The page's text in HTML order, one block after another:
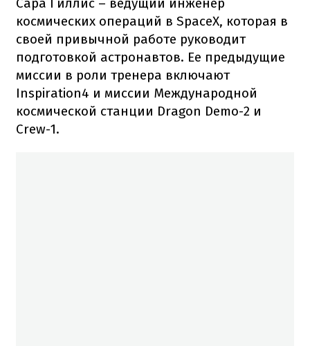
космических операций в SpaceX, которая в
своей привычной работе руководит
подготовкой астронавтов. Ее предыдущие
миссии в роли тренера включают
Inspiration4 и миссии Международной
космической станции Dragon Demo-2 и
Crew-1.